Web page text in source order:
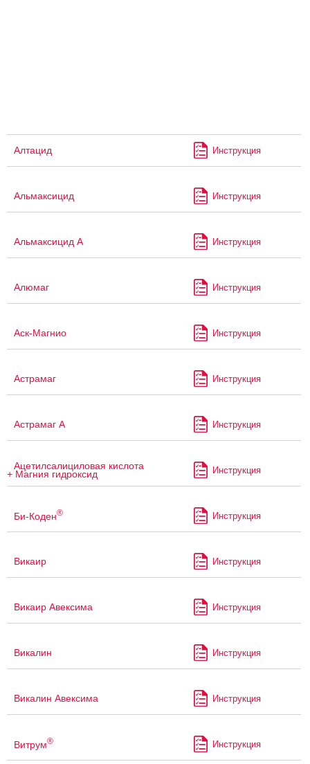
Алтацид Инструкция
Альмаксицид Инструкция
Альмаксицид А Инструкция
Алюмаг Инструкция
Аск-Магнио Инструкция
Астрамаг Инструкция
Астрамаг А Инструкция
Ацетилсалициловая кислота
+ Магния гидроксид Инструкция
Би-Коден® Инструкция
Викаир Инструкция
Викаир Авексима Инструкция
Викалин Инструкция
Викалин Авексима Инструкция
Витрум® Инструкция